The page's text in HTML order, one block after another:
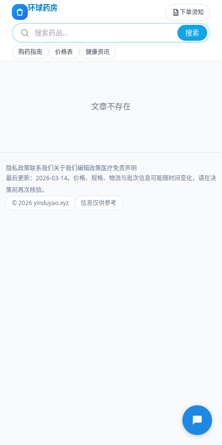
环球药房 下单须知
搜索
购药指南 价格表 健康资讯
文章不存在
隐私政策联系我们关于我们编辑政策医疗免责声明
最后更新：2026-03-14。价格、规格、物流与批次信息可能随时间变化，请在决
策前再次核验。
© 2026 yinduyao.xyz
信息仅供参考